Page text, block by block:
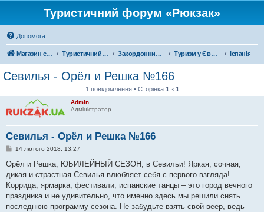
Туристичний форум «Рюкзак»
Допомога
Магазин спорядження Туристичний форум «Рюкзак» Закордонний туризм Туризм у Європі Іспанія
Севилья - Орёл и Решка №166
1 повідомлення • Сторінка 1 з 1
Admin
Адміністратор
Севилья - Орёл и Решка №166
П
в
і
д
о
м
л
е
14 лютого 2018, 13:27
Орёл и Решка, ЮБИЛЕЙНЫЙ СЕЗОН, в Севильи! Яркая, сочная,
дикая и страстная Севилья влюбляет себя с первого взгляда!
Коррида, ярмарка, фестивали, испанские танцы – это город вечного
праздника и не удивительно, что именно здесь мы решили снять
последнюю программу сезона. Не забудьте взять свой веер, ведь